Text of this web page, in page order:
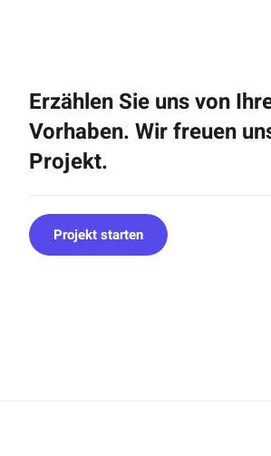
Erzählen Sie uns von
Vorhaben. Wir freuen
Projekt.
Projekt starten